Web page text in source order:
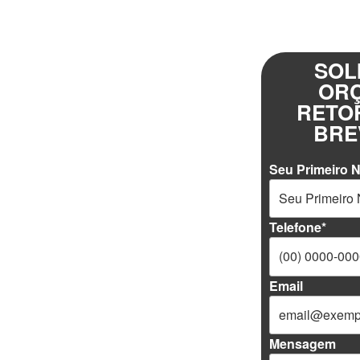
Seu Primeiro
Telefone*
Email
Mensagem